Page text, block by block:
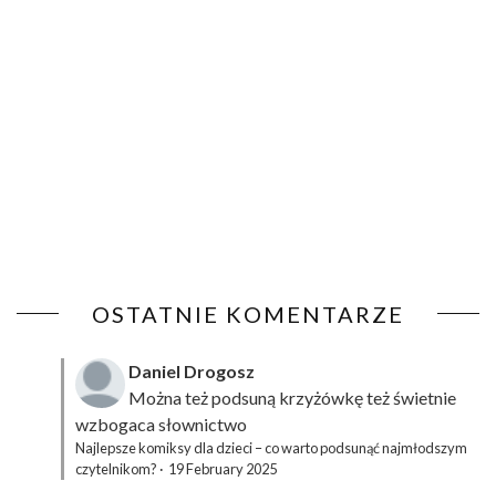
OSTATNIE KOMENTARZE
Daniel Drogosz
Można też podsuną krzyżówkęteż świetnie
wzbogaca słownictwo
Najlepsze komiksy dla dzieci – co warto podsunąć najmłodszym
czytelnikom? · 19 February 2025